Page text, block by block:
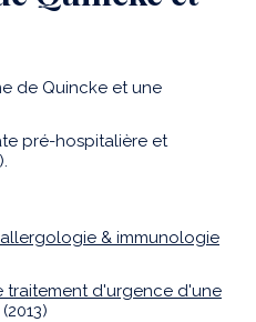
de Quincke et une
pré-hospitalière et
& immunologie
traitement d'urgence d'une
(2013)